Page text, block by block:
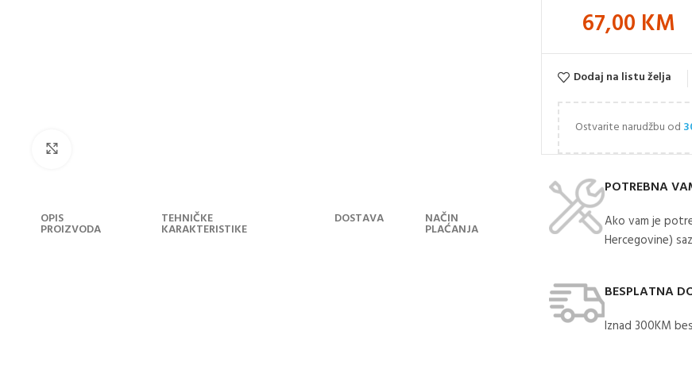
OPIS
PROIZVODA
TEHNIČKE
KARAKTERISTIKE
DOSTAVA NAČIN
PLAĆANJA
67,00 KM
Dodaj na listu želja
Ostvarite narudžbu od
POTREBNA
Ako vam je
Hercegovine)
BESPLATNA
Iznad 300KM